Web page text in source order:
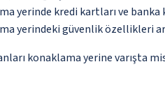
yerinde kredi kartları ve
yerindeki güvenlik özellikleri
konaklama yerine varışta